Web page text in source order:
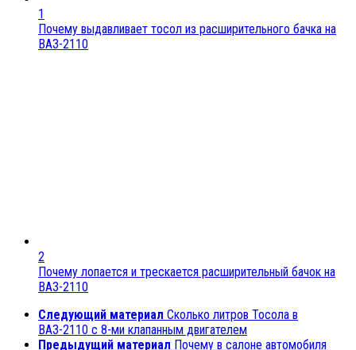
1
Почему выдавливает тосол из расширительного бачка на
ВАЗ-2110
2
Почему лопается и трескается расширительный бачок на
ВАЗ-2110
Следующий материал Сколько литров Тосола в
ВАЗ-2110 с 8-ми клапанным двигателем
Предыдущий материал Почему в салоне автомобиля